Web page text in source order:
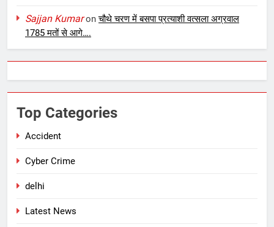
Sajjan Kumaronचौथे चरण में बसपा प्रत्याशी वत्सला अग्रवाल
1785 मतों से आगे….
Top Categories
Accident
Cyber Crime
delhi
Latest News